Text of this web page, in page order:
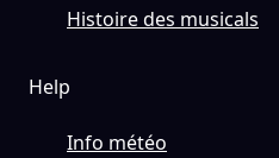
Histoire des musicals
Help
Info météo